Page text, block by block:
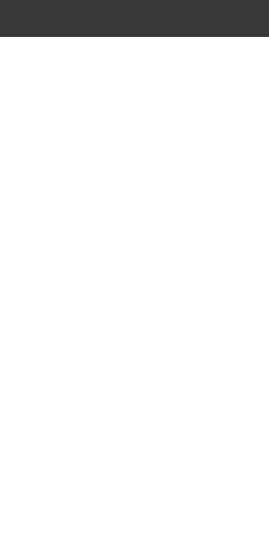
y equípate en